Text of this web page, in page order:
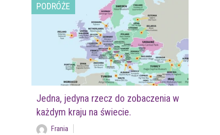
PODRÓŻE
Jedna, jedyna rzecz do zobaczenia w
każdym kraju na świecie.
Frania